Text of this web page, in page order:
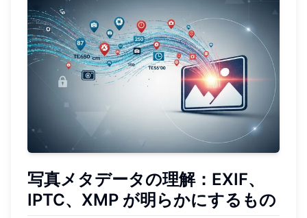
写真メタデータの理解：EXIF、
IPTC、XMP が明らかにするもの